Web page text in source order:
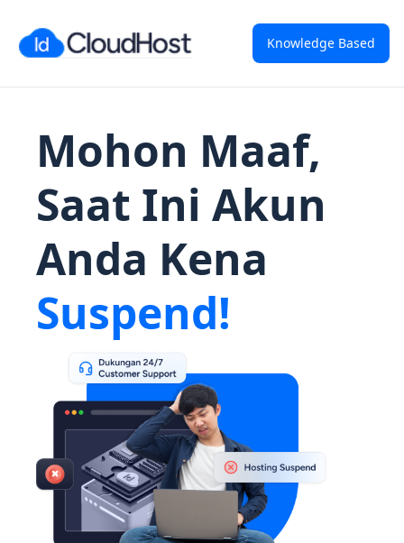
Knowledge Based
Mohon Maaf,
Saat Ini Akun
Anda Kena
Suspend!